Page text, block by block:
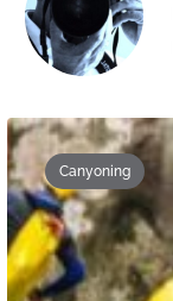
Canyoning